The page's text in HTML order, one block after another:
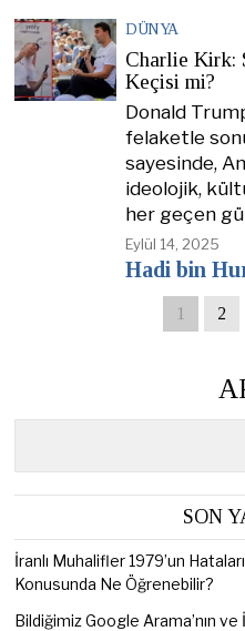
DÜNYA
Charlie Kirk:
Keçisi mi?
Donald
felaketle
sayesinde,
ideolojik,
her geçen
Eylül 14, 2025
Hadi bin
1 2
SON
İranlı Muhalifler 1979’un
Konusunda Ne Öğrenebilir?
Bildiğimiz Google Arama’nın